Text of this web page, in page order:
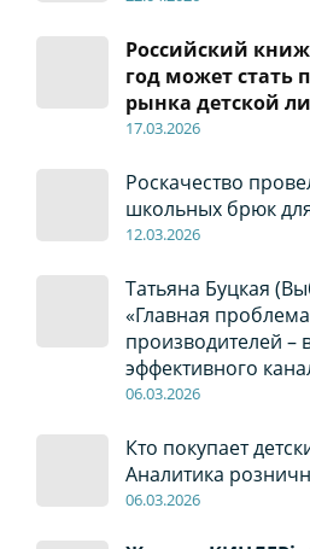
Российский
год может стать
рынка детской
17.03.2026
Роскачество
школьных брюк
12.03.2026
Татьяна Буцкая
«Главная
производителей –
эффективного
06.03.2026
Кто покупает
Аналитика
06.03.2026